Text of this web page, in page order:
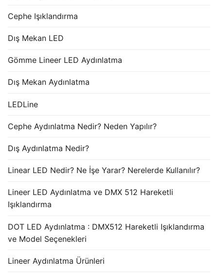
Cephe Işıklandırma
Dış Mekan LED
Gömme Lineer LED Aydınlatma
Dış Mekan Aydınlatma
LEDLine
Cephe Aydınlatma Nedir? Neden Yapılır?
Dış Aydınlatma Nedir?
Linear LED Nedir? Ne İşe Yarar? Nerelerde Kullanılır?
Lineer LED Aydınlatma ve DMX 512 Hareketli
Işıklandırma
DOT LED Aydınlatma : DMX512 Hareketli Işıklandırma
ve Model Seçenekleri
Lineer Aydınlatma Ürünleri